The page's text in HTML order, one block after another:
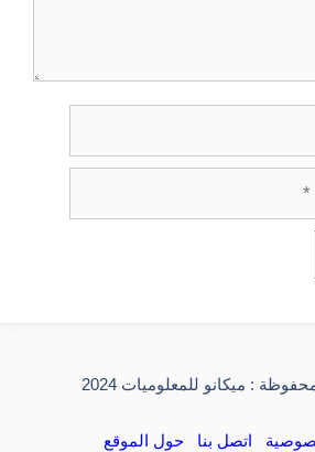
: ميكانو للمعلوميات 2024
اتصل بنا حول الموقع